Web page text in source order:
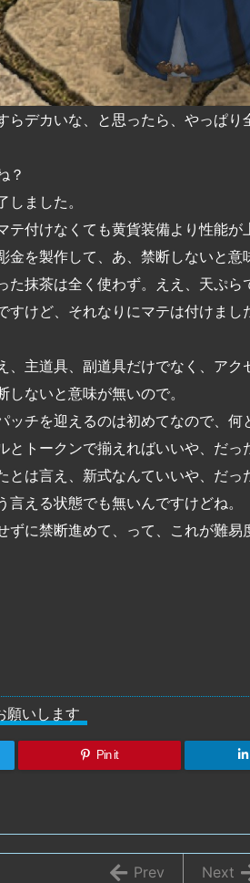
らデカいな、と思ったら、やっぱ
？
ました。
テ付けなくても黄貨装備より性能
金を製作して、あ、禁断しないと意
た抹茶は全く使わず。ええ、天ぷら
すけど、それなりにマテは付けま
、主道具、副道具だけでなく、ア
しないと意味が無いので。
ッチを迎えるのは初めてなので、
とトークンで揃えればいいや、だ
とは言え、新式なんていいや、だっ
言える状態でも無いんですけどね。
ずに禁断進めて、って、これが難
願いします
Pin it
Next
Prev